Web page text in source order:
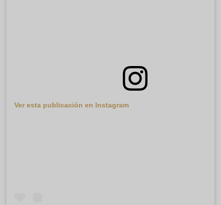
Ver esta publicación en Instagram